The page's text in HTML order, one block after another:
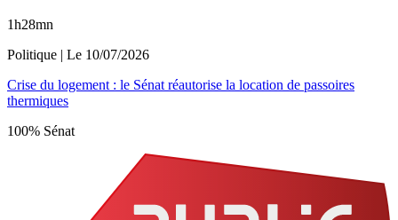
1h28mn
Politique | Le 10/07/2026
Crise du logement : le Sénat réautorise la location de passoires
thermiques
100% Sénat